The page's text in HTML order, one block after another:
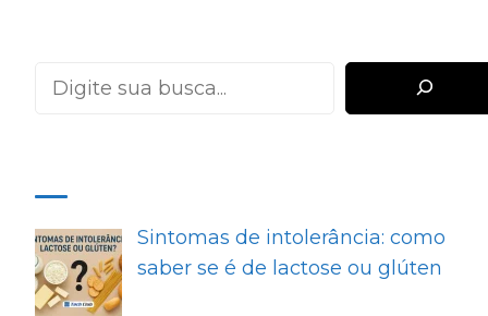
Sintomas de intolerância: como
saber se é de lactose ou glúten